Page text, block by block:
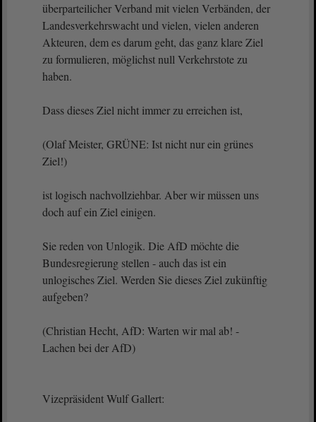
überparteilicher Verband mit vielen Verbänden, der
Landesverkehrswacht und vielen, vielen anderen
Akteuren, dem es darum geht, das ganz klare Ziel
zu formulieren, möglichst null Verkehrstote zu
haben.
Dass dieses Ziel nicht immer zu erreichen ist,
(Olaf Meister, GRÜNE: Ist nicht nur ein grünes
Ziel!)
ist logisch nachvollziehbar. Aber wir müssen uns
doch auf ein Ziel einigen.
Sie reden von Unlogik. Die AfD möchte die
Bundesregierung stellen - auch das ist ein
unlogisches Ziel. Werden Sie dieses Ziel zukünftig
aufgeben?
(Christian Hecht, AfD: Warten wir mal ab! -
Lachen bei der AfD)
Vizepräsident Wulf Gallert: